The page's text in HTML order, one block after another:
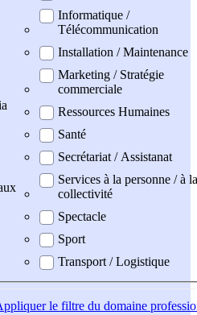
Informatique /
Télécommunication
Installation / Maintenance
Marketing / Stratégie
commerciale
Ressources Humaines
Santé
Secrétariat / Assistanat
Services à la personne / à la
collectivité
Spectacle
Sport
Transport / Logistique
le filtre du domaine